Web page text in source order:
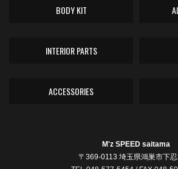
BODY KIT
INTERIOR PARTS
ACCESSORIES
M'z SPEED saitama
〒369-0113 埼玉県鴻巣市下